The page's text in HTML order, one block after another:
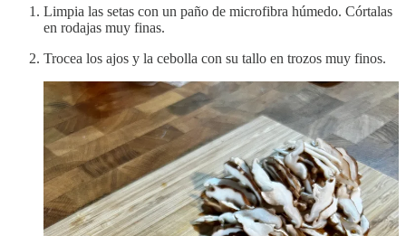
Limpia las setas con un paño de microfibra húmedo. Córtalas
en rodajas muy finas.
Trocea los ajos y la cebolla con su tallo en trozos muy finos.